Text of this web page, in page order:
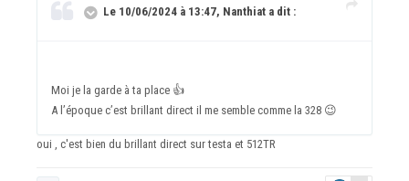
Le 10/06/2024 à 13:47, Nanthiat a dit :
Moi je la garde à ta place 👍
A l’époque c’est brillant direct il me semble comme la 328 😉
oui , c'est bien du brillant direct sur testa et 512TR